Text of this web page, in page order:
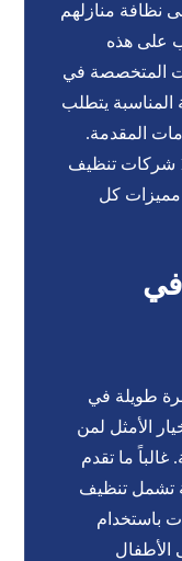
نظافة منازلهم
على هذه
المتخصصة في
المناسبة يتطلب
المقدمة.
في هذا المقال سنستعرض أفضل 10 شركات تنظيف
مميزات كل
طويلة في
الأمثل لمن
ما تقدم
تشمل تنظيف
باستخدام
الأطفال